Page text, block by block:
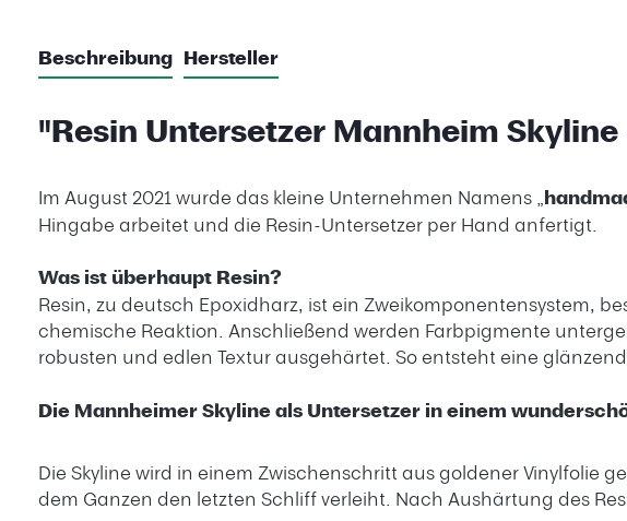
Beschreibung Hersteller
"Resin Untersetzer Mannheim
Im August 2021 wurde das kleine Unternehmen Namens „
Hingabe arbeitet und die Resin-Untersetzer per Hand anfertigt.
Was ist überhaupt Resin?
Resin, zu deutsch Epoxidharz, ist ein Zweikomponentensystem,
chemische Reaktion. Anschließend werden Farbpigmente
robusten und edlen Textur ausgehärtet. So entsteht eine
Die Mannheimer Skyline als Untersetzer in einem
Die Skyline wird in einem Zwischenschritt aus goldener Vinylfolie
dem Ganzen den letzten Schliff verleiht. Nach Aushärtung des